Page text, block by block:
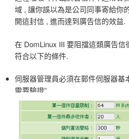
域 , 讓你誤以為是公司同事寄給你
開這封信 , 進而達到廣告信的效益.
在 DomLinux III 要阻擋這類廣告信
符合以下的條件.
伺服器管理員必須在郵件伺服器基
需要驗證”